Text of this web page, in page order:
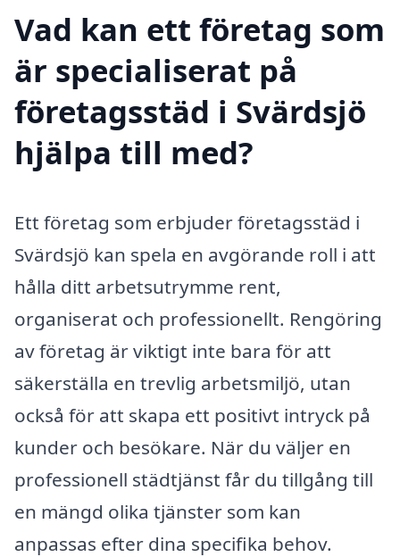
Vad kan ett företag som
är specialiserat på
företagsstäd i Svärdsjö
hjälpa till med?
Ett företag som erbjuder företagsstäd i
Svärdsjö kan spela en avgörande roll i att
hålla ditt arbetsutrymme rent,
organiserat och professionellt. Rengöring
av företag är viktigt inte bara för att
säkerställa en trevlig arbetsmiljö, utan
också för att skapa ett positivt intryck på
kunder och besökare. När du väljer en
professionell städtjänst får du tillgång till
en mängd olika tjänster som kan
anpassas efter dina specifika behov.